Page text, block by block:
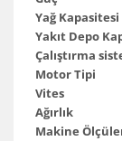
Yağ Kapasitesi
Yakıt Depo
Çalıştırma
Motor Tipi
Vites
Ağırlık
Makine